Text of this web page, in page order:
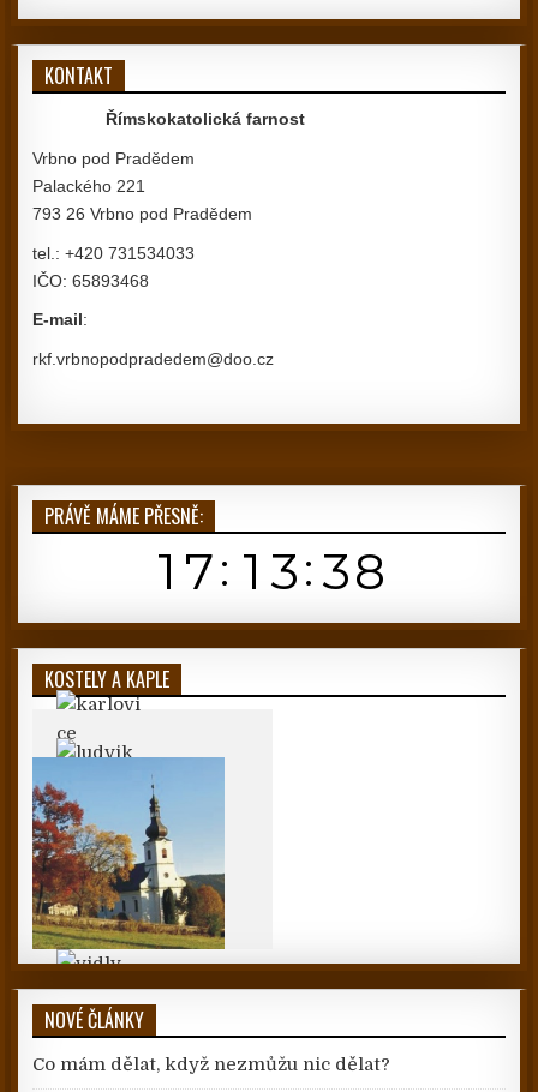
KONTAKT
Římskokatolická farnost
Vrbno pod Pradědem
Palackého 221
793 26 Vrbno pod Pradědem
tel.: +420 731534033
IČO: 65893468
E-mail:
rkf.vrbnopodpradedem@doo.cz
PRÁVĚ MÁME PŘESNĚ:
KOSTELY A KAPLE
NOVÉ ČLÁNKY
Co mám dělat, když nezmůžu nic dělat?